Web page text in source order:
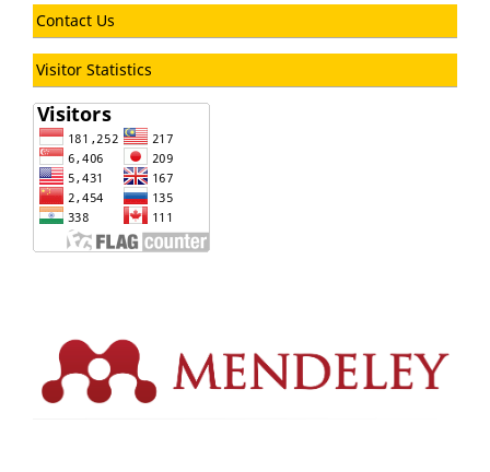
Contact Us
Visitor Statistics